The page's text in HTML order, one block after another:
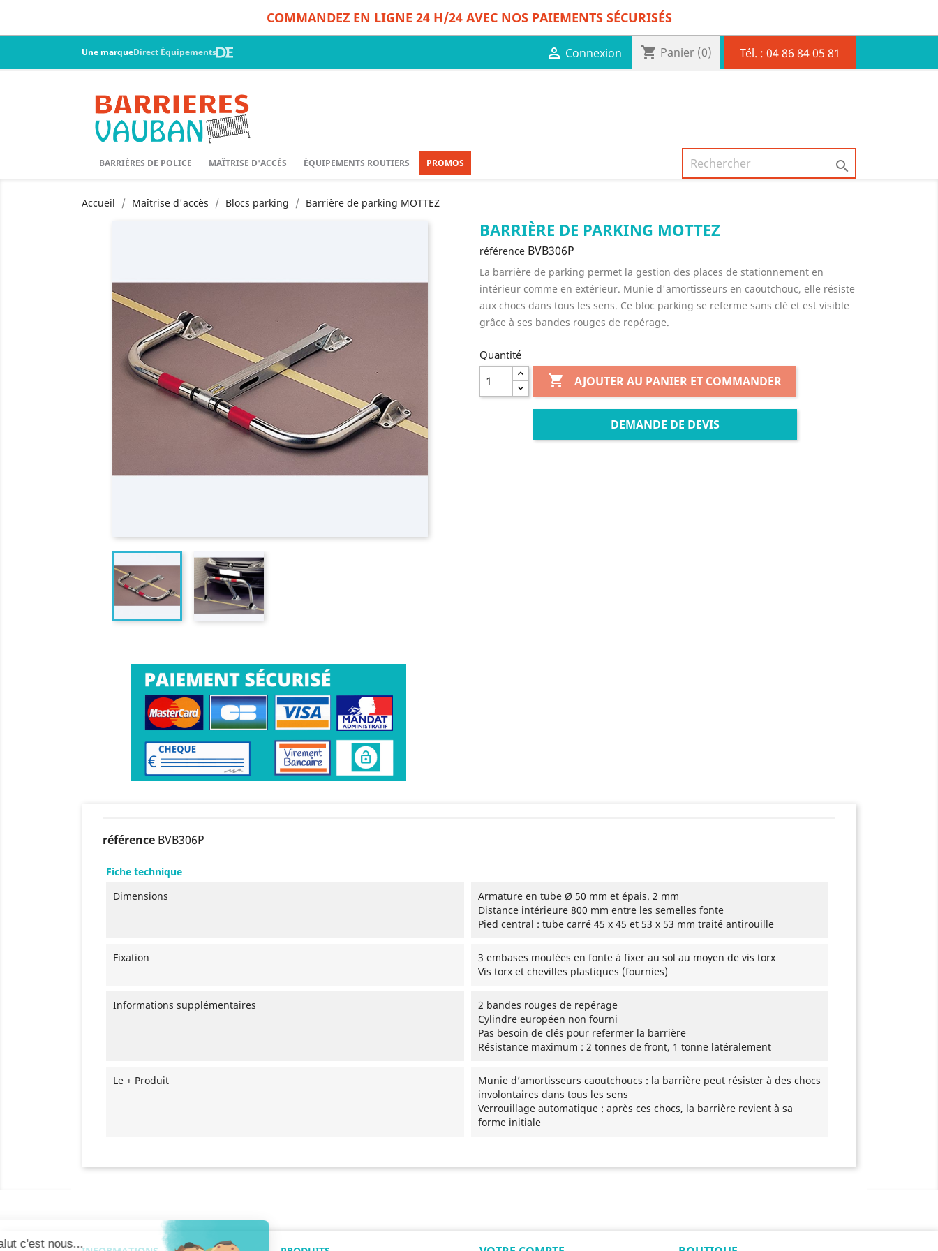
COMMANDEZ EN LIGNE 24 H/24 AVEC NOS PAIEMENTS SÉCURISÉS
Une marqueDirect Équipements  Connexion shopping_cart Panier (0) Tél. : 04 86 84 05 81
BARRIÈRES DE POLICE MAÎTRISE D'ACCÈS ÉQUIPEMENTS ROUTIERS PROMOS 
Accueil Maîtrise d'accès Blocs parking Barrière de parking MOTTEZ
BARRIÈRE DE PARKING MOTTEZ
référence BVB306P
La barrière de parking permet la gestion des places de stationnement en
intérieur comme en extérieur. Munie d'amortisseurs en caoutchouc, elle résiste
aux chocs dans tous les sens. Ce bloc parking se referme sans clé et est visible
grâce à ses bandes rouges de repérage.
Quantité
 AJOUTER AU PANIER ET COMMANDER
DEMANDE DE DEVIS
référence BVB306P
Fiche technique
Dimensions
Armature en tube Ø 50 mm et épais. 2 mm
Distance intérieure 800 mm entre les semelles fonte
Pied central : tube carré 45 x 45 et 53 x 53 mm traité antirouille
Fixation
3 embases moulées en fonte à fixer au sol au moyen de vis torx
Vis torx et chevilles plastiques (fournies)
Informations supplémentaires
2 bandes rouges de repérage
Cylindre européen non fourni
Pas besoin de clés pour refermer la barrière
Résistance maximum : 2 tonnes de front, 1 tonne latéralement
Le + Produit
Munie d’amortisseurs caoutchoucs : la barrière peut résister à des chocs
involontaires dans tous les sens
Verrouillage automatique : après ces chocs, la barrière revient à sa
forme initiale